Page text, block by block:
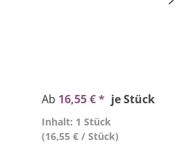
Ab 16,55 € * je Stück
Inhalt: 1 Stück
(16,55 € / Stück)